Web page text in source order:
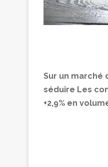
Sur un marché
séduire Les
+2,9% en